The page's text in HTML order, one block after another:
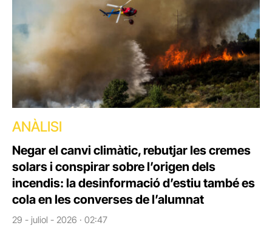
ANÀLISI
Negar el canvi climàtic, rebutjar les cremes
solars i conspirar sobre l’origen dels
incendis: la desinformació d’estiu també es
cola en les converses de l’alumnat
29 - juliol - 2026 · 02:47